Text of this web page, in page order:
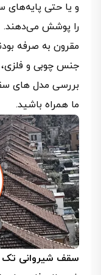
و یا حتی پایه‌های
را پوشش می‌دهند.
مقرون به صرفه
جنس چوبی و
بررسی مدل های
ما همراه باشید.
سقف شیروانی تک